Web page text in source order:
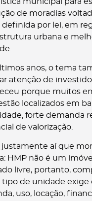
de moradias
definida por lei, em
urbana e
anos, o tema
atenção de
porque muitos
localizados em
forte demanda
de valorização.
justamente aí que
HMP não é um
livre, portanto,
tipo de unidade
uso, locação,